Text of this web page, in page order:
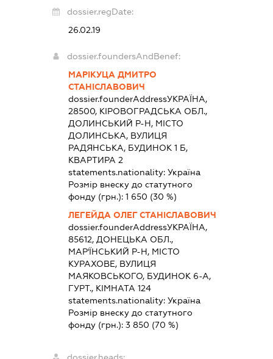
dossier.regDate:
26.02.19
dossier.foundersAndBenef:
МАРІКУЦА ДМИТРО
СТАНІСЛАВОВИЧ
dossier.founderAddressУКРАЇНА,
28500, КІРОВОГРАДСЬКА ОБЛ.,
ДОЛИНСЬКИЙ Р-Н, МІСТО
ДОЛИНСЬКА, ВУЛИЦЯ
РАДЯНСЬКА, БУДИНОК 1 Б,
КВАРТИРА 2
statements.nationality:Україна
Розмір внеску до статутного
фонду (грн.):1 650 (30 %)
ЛЕГЕЙДА ОЛЕГ СТАНІСЛАВОВИЧ
dossier.founderAddressУКРАЇНА,
85612, ДОНЕЦЬКА ОБЛ.,
МАР'ЇНСЬКИЙ Р-Н, МІСТО
КУРАХОВЕ, ВУЛИЦЯ
МАЯКОВСЬКОГО, БУДИНОК 6-А,
ГУРТ., КІМНАТА 124
statements.nationality:Україна
Розмір внеску до статутного
фонду (грн.):3 850 (70 %)